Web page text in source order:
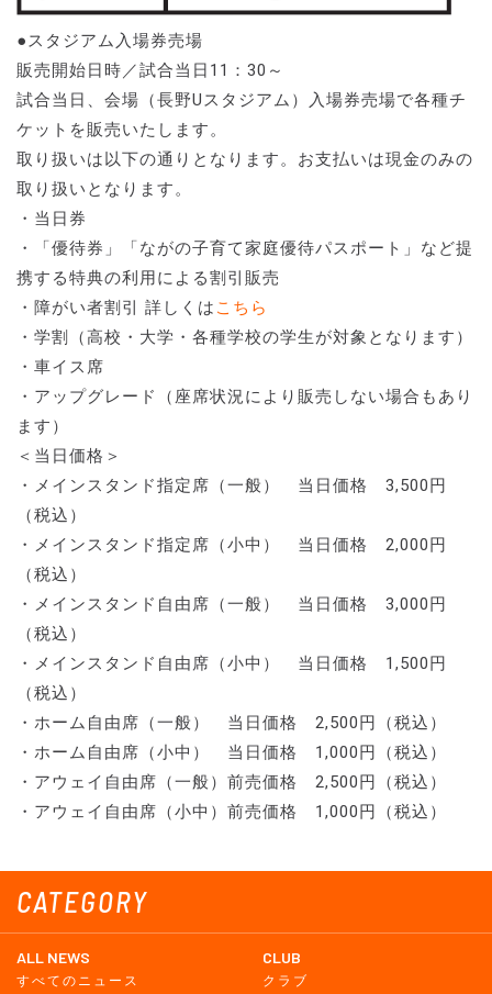
CATEGORY
ALL NEWS
すべてのニュース
CLUB
クラブ
●スタジアム入場券売場
販売開始日時／試合当日11：30～
試合当日、会場（長野Uスタジアム）入場券売場で各種チ
ケットを販売いたします。
取り扱いは以下の通りとなります。お支払いは現金のみの
取り扱いとなります。
・当日券
・「優待券」「ながの子育て家庭優待パスポート」など提
携する特典の利用による割引販売
・障がい者割引 詳しくは こちら
・学割（高校・大学・各種学校の学生が対象となります）
・車イス席
・アップグレード（座席状況により販売しない場合もあり
ます）
＜当日価格＞
・メインスタンド指定席（一般） 当日価格 3,500円
（税込）
・メインスタンド指定席（小中） 当日価格 2,000円
（税込）
・メインスタンド自由席（一般） 当日価格 3,000円
（税込）
・メインスタンド自由席（小中） 当日価格 1,500円
（税込）
・ホーム自由席（一般） 当日価格 2,500円（税込）
・ホーム自由席（小中） 当日価格 1,000円（税込）
・アウェイ自由席（一般）前売価格 2,500円（税込）
・アウェイ自由席（小中）前売価格 1,000円（税込）